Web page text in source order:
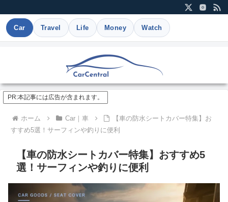
Car Travel Life Money Watch
PR:本記事には広告が含まれます。
ホーム Car｜車
【車の防水シートカバー特集】お
すすめ5選！サーフィンや釣りに便利
【車の防水シートカバー特集】おすすめ5
選！サーフィンや釣りに便利